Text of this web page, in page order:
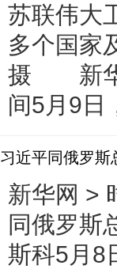
苏联伟大
多个国家
摄 新华
间5月9日
习近平同俄罗斯
新华网 >
同俄罗
斯科5月8